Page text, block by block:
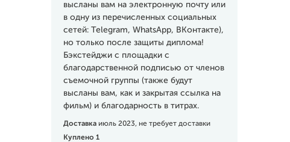
высланы вам на электронную почту или
в одну из перечисленных социальных
сетей: Telegram, WhatsApp, ВКонтакте),
но только после защиты диплома!
Бэкстейджи с площадки с
благодарственной подписью от членов
съемочной группы (также будут
высланы вам, как и закрытая ссылка на
фильм) и благодарность в титрах.
Доставка июль 2023, не требует доставки
Куплено 1